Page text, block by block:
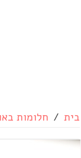
בית / חלומות